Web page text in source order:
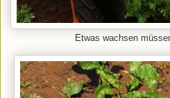
Etwas wachsen